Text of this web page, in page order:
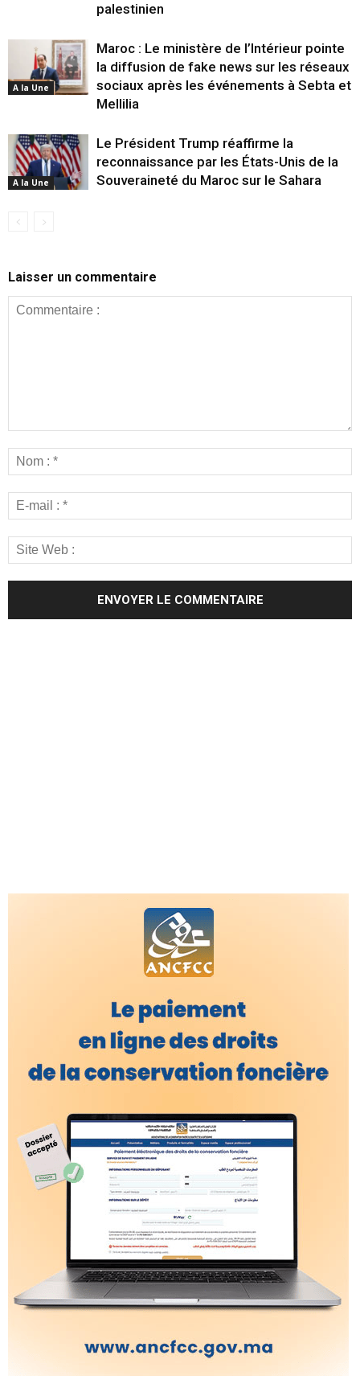
palestinien
A la Une
Maroc : Le ministère de l’Intérieur pointe
la diffusion de fake news sur les réseaux
sociaux après les événements à Sebta et
Mellilia
A la Une
Le Président Trump réaffirme la
reconnaissance par les États-Unis de la
Souveraineté du Maroc sur le Sahara
Laisser un commentaire